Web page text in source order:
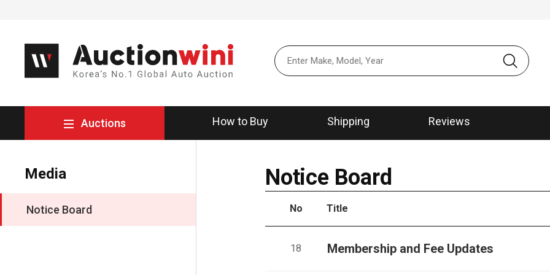
Auctions How to Buy Shipping Reviews
Media
Notice Board
Notice Board
No Title
18 Membership and Fee Updates